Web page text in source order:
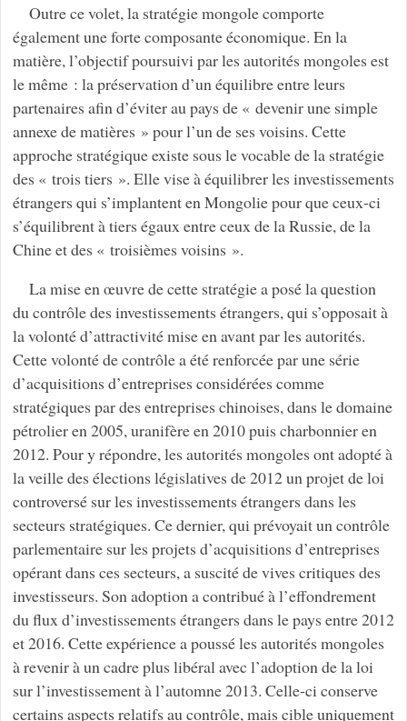
Outre ce volet, la stratégie mongole comporte
également une forte composante économique. En la
matière, l’objectif poursuivi par les autorités mongoles est
le même : la préservation d’un équilibre entre leurs
partenaires afin d’éviter au pays de « devenir une simple
annexe de matières » pour l’un de ses voisins. Cette
approche stratégique existe sous le vocable de la stratégie
des « trois tiers ». Elle vise à équilibrer les investissements
étrangers qui s’implantent en Mongolie pour que ceux-ci
s’équilibrent à tiers égaux entre ceux de la Russie, de la
Chine et des « troisièmes voisins ».
La mise en œuvre de cette stratégie a posé la question
du contrôle des investissements étrangers, qui s’opposait à
la volonté d’attractivité mise en avant par les autorités.
Cette volonté de contrôle a été renforcée par une série
d’acquisitions d’entreprises considérées comme
stratégiques par des entreprises chinoises, dans le domaine
pétrolier en 2005, uranifère en 2010 puis charbonnier en
2012. Pour y répondre, les autorités mongoles ont adopté à
la veille des élections législatives de 2012 un projet de loi
controversé sur les investissements étrangers dans les
secteurs stratégiques. Ce dernier, qui prévoyait un contrôle
parlementaire sur les projets d’acquisitions d’entreprises
opérant dans ces secteurs, a suscité de vives critiques des
investisseurs. Son adoption a contribué à l’effondrement
du flux d’investissements étrangers dans le pays entre 2012
et 2016. Cette expérience a poussé les autorités mongoles
à revenir à un cadre plus libéral avec l’adoption de la loi
sur l’investissement à l’automne 2013. Celle-ci conserve
certains aspects relatifs au contrôle, mais cible uniquement